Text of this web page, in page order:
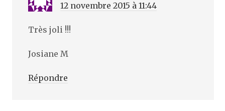
12 novembre 2015 à 11:44
Très joli !!!
Josiane M
Répondre